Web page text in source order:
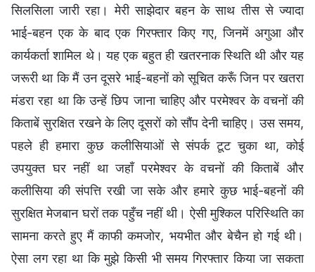
सिलसिला जारी रहा। मेरी साझेदार बहन के साथ तीस से ज्यादा
भाई-बहन एक के बाद एक गिरफ्तार किए गए, जिनमें अगुआ और
कार्यकर्ता शामिल थे। यह एक बहुत ही खतरनाक स्थिति थी और यह
जरूरी था कि मैं उन दूसरे भाई-बहनों को सूचित करूँ जिन पर खतरा
मंडरा रहा था कि उन्हें छिप जाना चाहिए और परमेश्वर के वचनों की
किताबें सुरक्षित रखने के लिए दूसरों को सौंप देनी चाहिए। उस समय,
पहले ही हमारा कुछ कलीसियाओं से संपर्क टूट चुका था, कोई
उपयुक्त घर नहीं था जहाँ परमेश्वर के वचनों की किताबें और
कलीसिया की संपत्ति रखी जा सके और हमारे कुछ भाई-बहनों की
सुरक्षित मेजबान घरों तक पहुँच नहीं थी। ऐसी मुश्किल परिस्थिति का
सामना करते हुए मैं काफी कमजोर, भयभीत और बेचैन हो गई थी।
ऐसा लग रहा था कि मुझे किसी भी समय गिरफ्तार किया जा सकता